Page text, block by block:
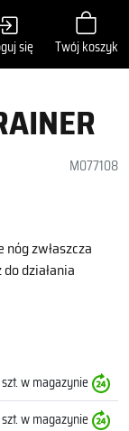
się Twój koszyk
M077108
zwłaszcza
działania
szt. w magazynie
szt. w magazynie